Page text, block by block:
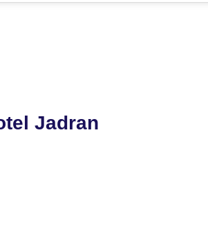
Jadran